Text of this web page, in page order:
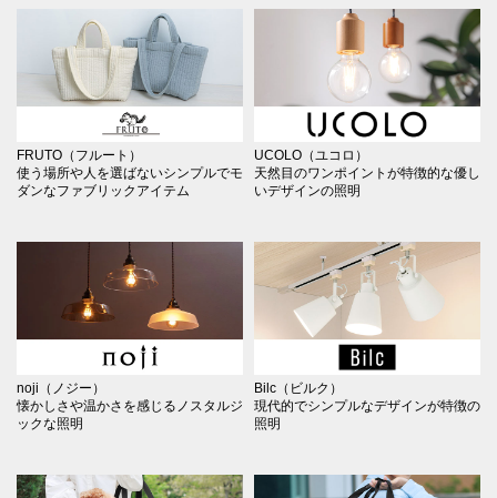
FRUTO（フルート）
使う場所や人を選ばないシンプルでモ
ダンなファブリックアイテム
UCOLO（ユコロ）
天然目のワンポイントが特徴的な優し
いデザインの照明
noji（ノジー）
懐かしさや温かさを感じるノスタルジ
ックな照明
Bilc（ビルク）
現代的でシンプルなデザインが特徴の
照明